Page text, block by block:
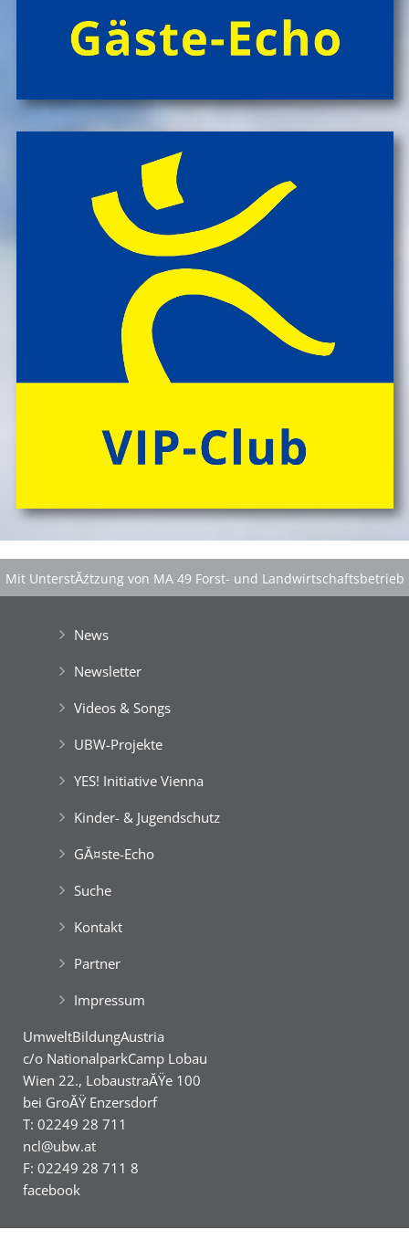
Mit UnterstĂźtzung von MA 49 Forst- und Landwirtschaftsbetrieb
News
Newsletter
Videos & Songs
UBW-Projekte
YES! Initiative Vienna
Kinder- & Jugendschutz
GĂ¤ste-Echo
Suche
Kontakt
Partner
Impressum
UmweltBildungAustria
c/o NationalparkCamp Lobau
Wien 22., LobaustraĂŸe 100
bei GroĂŸ Enzersdorf
T: 02249 28 711
ncl@ubw.at
F: 02249 28 711 8
facebook